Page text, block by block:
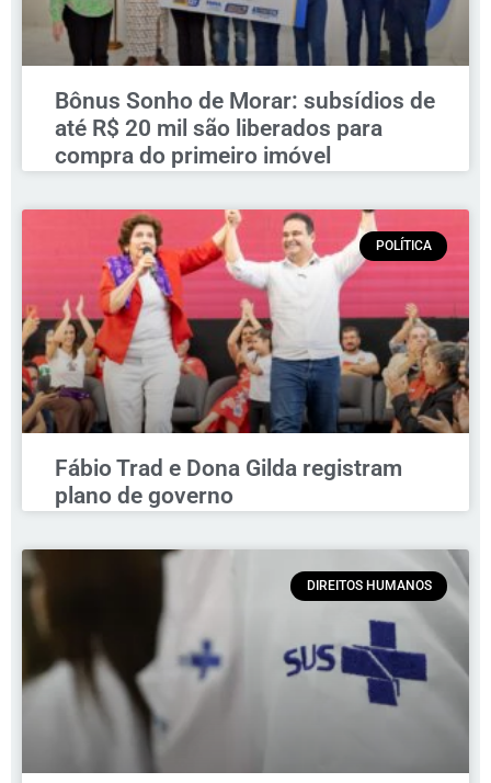
Bônus Sonho de Morar: subsídios de
até R$ 20 mil são liberados para
compra do primeiro imóvel
POLÍTICA
Fábio Trad e Dona Gilda registram
plano de governo
DIREITOS HUMANOS